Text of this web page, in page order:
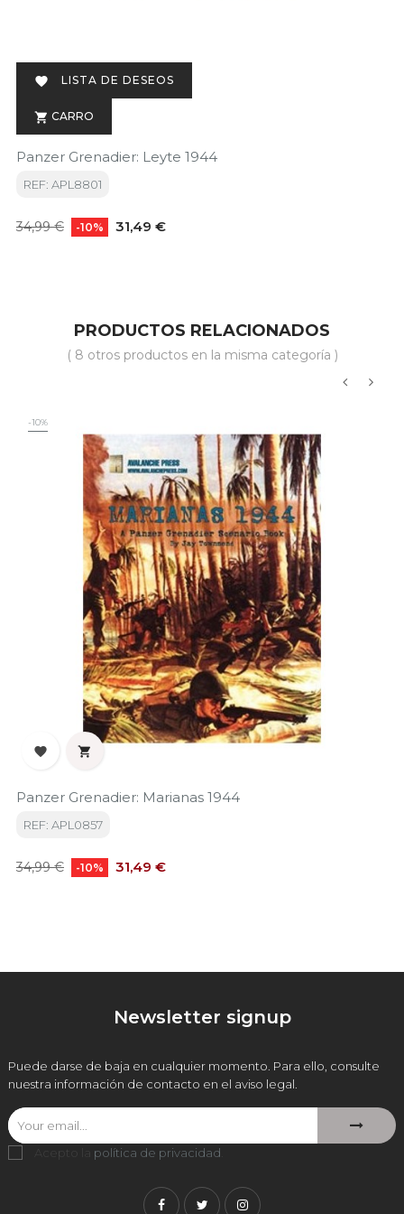
 LISTA DE DESEOS
 CARRO
Panzer Grenadier: Leyte 1944
REF: APL8801
Precio
34,99 € -10% Precio
31,49 €
PRODUCTOS RELACIONADOS
( 8 otros productos en la misma categoría )
-10%
 
Panzer Grenadier: Marianas 1944
REF: APL0857
Precio
34,99 € -10% Precio
31,49 €
Newsletter signup
Puede darse de baja en cualquier momento. Para ello, consulte
nuestra información de contacto en el aviso legal.
Acepto la política de privacidad
FacebookTwitterInstagram